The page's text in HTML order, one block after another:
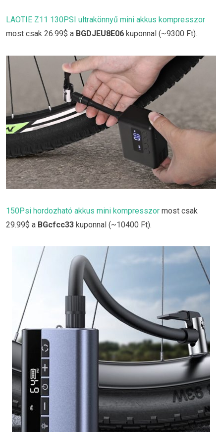
LAOTIE Z11 130PSI ultrakönnyű mini akkus kompresszor
most csak 26.99$ a BGDJEU8E06 kuponnal (~9300 Ft).
150Psi hordozható akkus mini kompresszor most csak
29.99$ a BGcfcc33 kuponnal (~10400 Ft).